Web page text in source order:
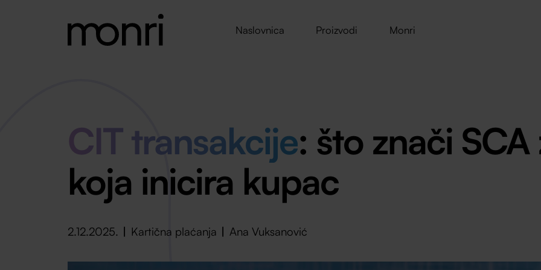
Naslovnica Proizvodi Monri
CIT transakcije: što znači
koja inicira kupac
2.12.2025. Kartična plaćanja Ana Vuksanović